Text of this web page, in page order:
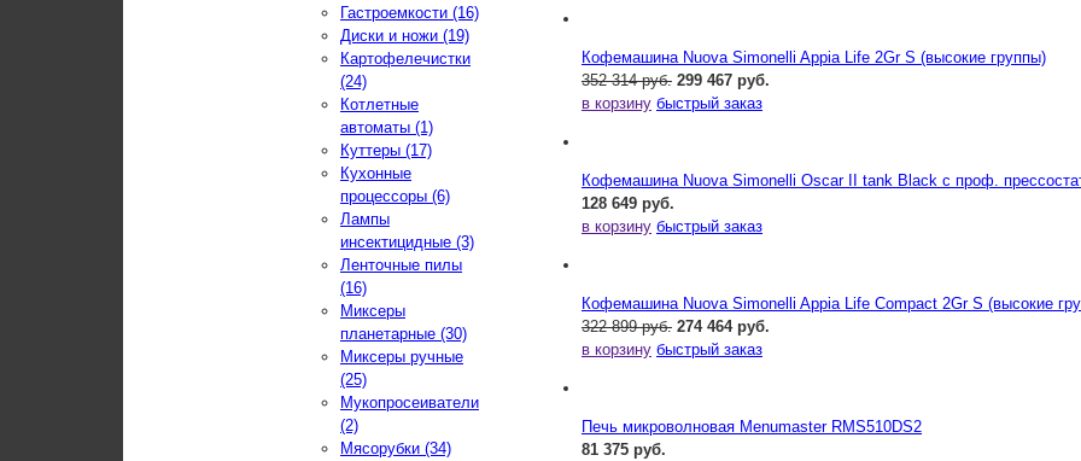
Кофемашина Nuova Simonelli Appia Life 2Gr S (высокие группы)
352 314 руб. 299 467 руб.
в корзину быстрый заказ
Кофемашина Nuova Simonelli Oscar II tank Black с проф.
128 649 руб.
в корзину быстрый заказ
Кофемашина Nuova Simonelli Appia Life Compact 2Gr S (высокие
322 899 руб. 274 464 руб.
в корзину быстрый заказ
Печь микроволновая Menumaster RMS510DS2
81 375 руб.
Гастроемкости (16)
Диски и ножи (19)
Картофелечистки
(24)
Котлетные
автоматы (1)
Куттеры (17)
Кухонные
процессоры (6)
Лампы
инсектицидные (3)
Ленточные пилы
(16)
Миксеры
планетарные (30)
Миксеры ручные
(25)
Мукопросеиватели
(2)
Мясорубки (34)